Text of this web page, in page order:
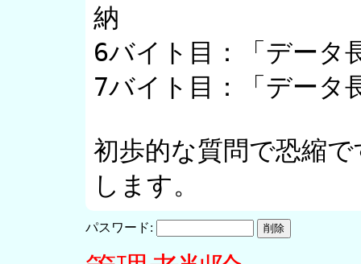
納
6バイト目：「データ
7バイト目：「データ
初歩的な質問で恐縮
します。
パスワード: